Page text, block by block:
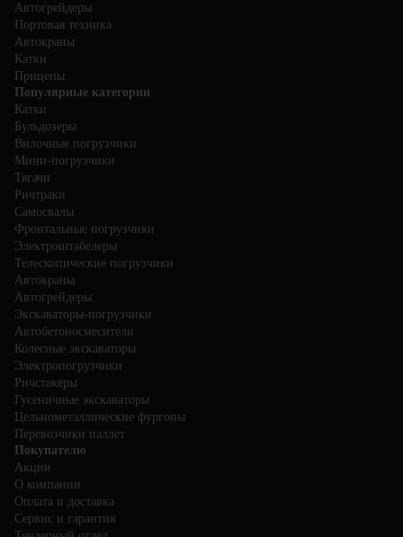
Автогрейдеры
Портовая техника
Автокраны
Катки
Прицепы
Популярные категории
Катки
Бульдозеры
Вилочные погрузчики
Мини-погрузчики
Тягачи
Ричтраки
Самосвалы
Фронтальные погрузчики
Электроштабелеры
Телескопические погрузчики
Автокраны
Автогрейдеры
Экскаваторы-погрузчики
Автобетоносмесители
Колесные экскаваторы
Электропогрузчики
Ричстакеры
Гусеничные экскаваторы
Цельнометаллические фургоны
Перевозчики паллет
Покупателю
Акции
О компании
Оплата и доставка
Сервис и гарантия